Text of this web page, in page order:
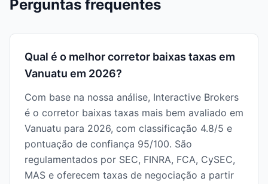
Perguntas frequentes
Qual é o melhor corretor baixas taxas em
Vanuatu em 2026?
Com base na nossa análise, Interactive Brokers
é o corretor baixas taxas mais bem avaliado em
Vanuatu para 2026, com classificação 4.8/5 e
pontuação de confiança 95/100. São
regulamentados por SEC, FINRA, FCA, CySEC,
MAS e oferecem taxas de negociação a partir